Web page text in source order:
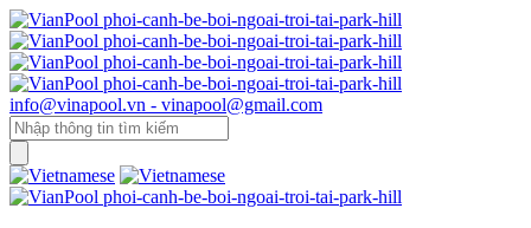
info@vinapool.vn - vinapool@gmail.com